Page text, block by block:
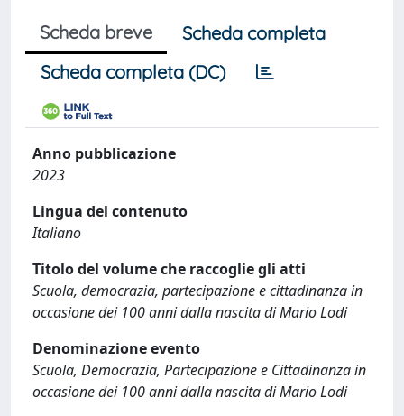
Scheda breve
Scheda completa
Scheda completa (DC)
Anno pubblicazione
2023
Lingua del contenuto
Italiano
Titolo del volume che raccoglie gli atti
Scuola, democrazia, partecipazione e cittadinanza in
occasione dei 100 anni dalla nascita di Mario Lodi
Denominazione evento
Scuola, Democrazia, Partecipazione e Cittadinanza in
occasione dei 100 anni dalla nascita di Mario Lodi